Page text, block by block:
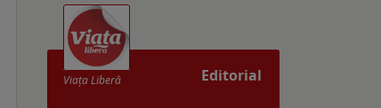
Editorial
Viaţa Liberă